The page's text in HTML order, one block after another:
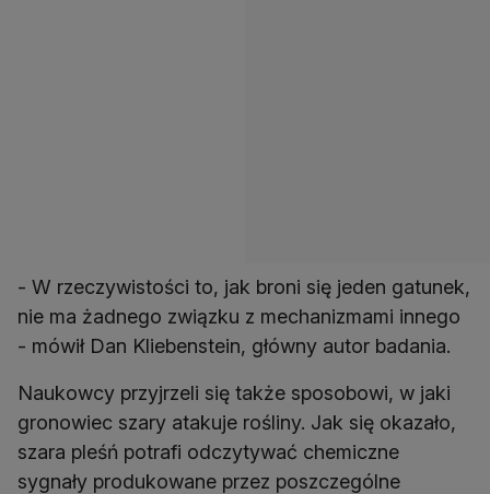
- W rzeczywistości to, jak broni się jeden gatunek,
nie ma żadnego związku z mechanizmami innego
- mówił Dan Kliebenstein, główny autor badania.
Naukowcy przyjrzeli się także sposobowi, w jaki
gronowiec szary atakuje rośliny. Jak się okazało,
szara pleśń potrafi odczytywać chemiczne
sygnały produkowane przez poszczególne